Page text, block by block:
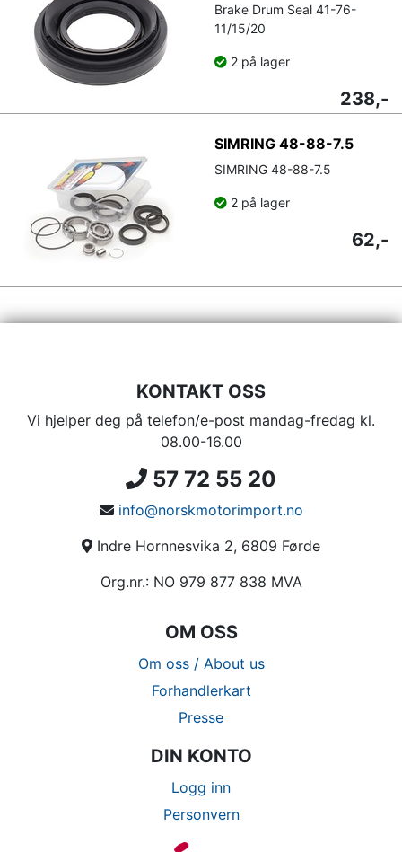
Brake Drum Seal 41-76-
11/15/20
2 på lager
238,-
SIMRING 48-88-7.5
SIMRING 48-88-7.5
2 på lager
62,-
KONTAKT OSS
Vi hjelper deg på telefon/e-post mandag-fredag kl.
08.00-16.00
57 72 55 20
info@norskmotorimport.no
Indre Hornnesvika 2, 6809 Førde
Org.nr.: NO 979 877 838 MVA
OM OSS
Om oss / About us
Forhandlerkart
Presse
DIN KONTO
Logg inn
Personvern